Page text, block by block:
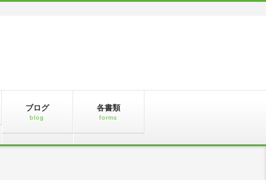
ブログ
blog
各書類
forms